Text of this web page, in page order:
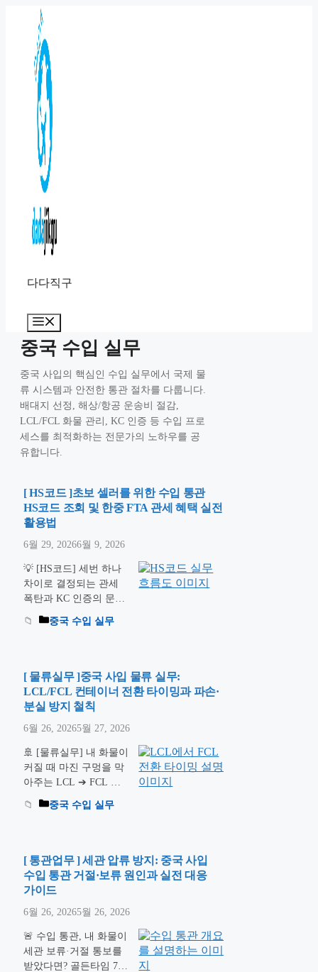
다다직구
중국 수입 실무
중국 사입의 핵심인 수입 실무에서 국제 물
류 시스템과 안전한 통관 절차를 다룹니다.
배대지 선정, 해상/항공 운송비 절감,
LCL/FCL 화물 관리, KC 인증 등 수입 프로
세스를 최적화하는 전문가의 노하우를 공
유합니다.
[ HS코드 ]초보 셀러를 위한 수입 통관
HS코드 조회 및 한중 FTA 관세 혜택 실전
활용법
6월 29, 20266월 9, 2026
💡 [HS코드] 세번 하나
차이로 결정되는 관세
폭탄과 KC 인증의 문턱
을 지배하십시오. 중국
에서 아이템을 소싱하고
결정짓는 가장 결정적인
인프라가 바로 HS코드
(HS Code)입니다. 조사
세번으로 신고했다가는
어마어마한 부가세 추징
을 당하거나, 수입 통관
보류 장벽에 막혀 전량
맞이할 수 있습니다. 관
중국 수입 실무
[ 물류실무 ]중국 사입 물류 실무:
LCL/FCL 컨테이너 전환 타이밍과 파손·
분실 방지 철칙
6월 26, 20265월 27, 2026
🚢 [물류실무] 내 화물이
커질 때 마진 구멍을 막
아주는 LCL ➔ FCL 전
환 공식과 독점 물류 안
전 철칙 중국 사입 무역
러가 반드시 도달하게
되는 중대한 분기점이
바로 LCL(소량 화물)에
로의 전환 타이밍입니
다. 막연하게 “물량이 많
아졌으니 컨테이너 하나
빌려야지” 했다간 보이
중국 수입 실무
[ 통관업무 ] 세관 압류 방지: 중국 사입
수입 통관 거절·보류 원인과 실전 대응
가이드
6월 26, 20265월 26, 2026
🚨 수입 통관, 내 화물이
세관 보류·거절 통보를
받았다면? 골든타임 72